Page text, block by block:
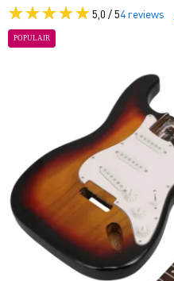
5,0 / 54 reviews
POPULAIR